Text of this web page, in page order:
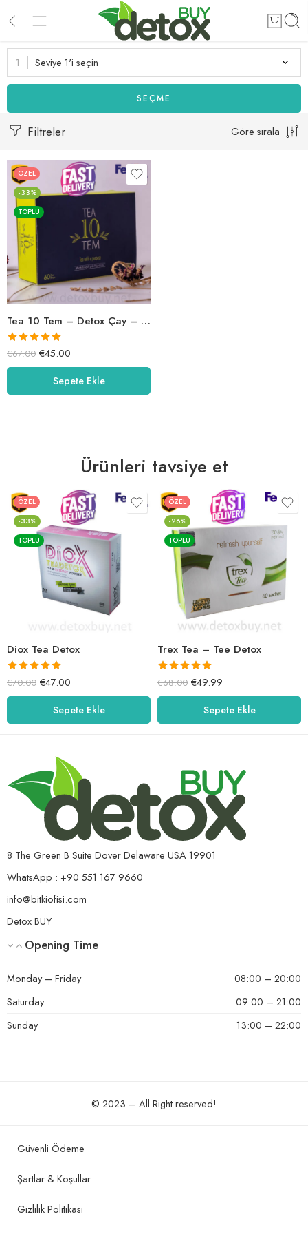
Seviye 1'i seçin
SEÇME
Filtreler Göre sırala
ÖZEL
-33%
TOPLU
Tea 10 Tem – Detox Çay – Tea10Tea
5 üzerinden
5.00oy aldı
€67.00 €45.00
Sepete Ekle
Ürünleri tavsiye et
ÖZEL
-33%
TOPLU
Diox Tea Detox
5 üzerinden
5.00oy aldı
€70.00 €47.00
Sepete Ekle
ÖZEL
-26%
TOPLU
Trex Tea – Tee Detox
5 üzerinden
5.00oy aldı
€68.00 €49.99
Sepete Ekle
8 The Green B Suite Dover Delaware USA 19901
WhatsApp : +90 551 167 9660
info@bitkiofisi.com
Detox BUY
Opening Time
Monday – Friday
08:00 – 20:00
Saturday
09:00 – 21:00
Sunday
13:00 – 22:00
© 2023 – All Right reserved!
Güvenli Ödeme
Şartlar & Koşullar
Gizlilik Politikası